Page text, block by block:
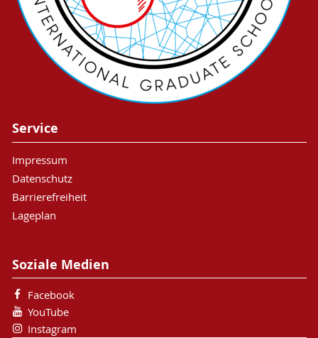
Service
Impressum
Datenschutz
Barrierefreiheit
Lageplan
Soziale Medien
Facebook
YouTube
Instagram